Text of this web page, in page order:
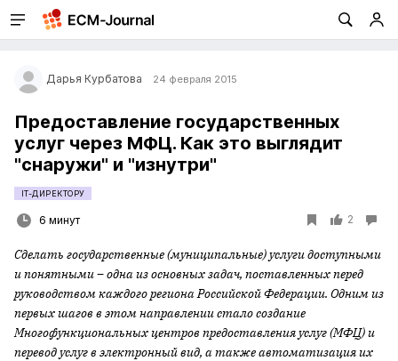
Дарья Курбатова 24 февраля 2015
Предоставление государственных
услуг через МФЦ. Как это выглядит
"снаружи" и "изнутри"
IT-ДИРЕКТОРУ
6 минут 2
Сделать государственные (муниципальные) услуги доступными
и понятными – одна из основных задач, поставленных перед
руководством каждого региона Российской Федерации. Одним из
первых шагов в этом направлении стало создание
Многофункциональных центров предоставления услуг (МФЦ) и
перевод услуг в электронный вид, а также автоматизация их